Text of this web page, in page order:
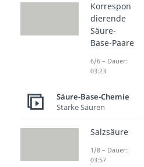
Korrespon
dierende
Säure-
Base-Paare
6/6 – Dauer:
03:23
Säure-Base-Chemie
Starke Säuren
Salzsäure
1/8 – Dauer:
03:57